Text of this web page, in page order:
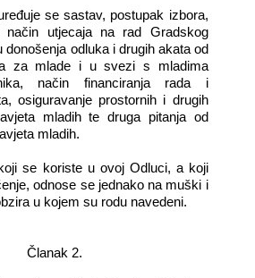
se sastav, postupak izbora,
način utjecaja na rad Gradskog
donošenja odluka i drugih akata od
za mlade i u svezi s mladima
način financiranja rada i
osiguravanje prostornih i drugih
mladih te druga pitanja od
mladih.
se koriste u ovoj Odluci, a koji
odnose se jednako na muški i
u kojem su rodu navedeni.
Članak 2.